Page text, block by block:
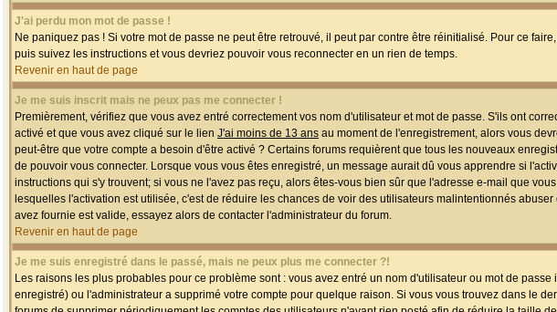
J'ai perdu mon mot de passe !
Ne paniquez pas ! Si votre mot de passe ne peut être retrouvé, il peut par contre être réinitialisé. Pour ce
puis suivez les instructions et vous devriez pouvoir vous reconnecter en un rien de temps.
Revenir en haut de page
Je me suis inscrit mais ne peux pas me connecter !
Premièrement, vérifiez que vous avez entré correctement vos nom d'utilisateur et mot de passe. S'ils ont
activé et que vous avez cliqué sur le lien J'ai moins de 13 ans au moment de l'enregistrement, alors vous
peut-être que votre compte a besoin d'être activé ? Certains forums requièrent que tous les nouveaux
de pouvoir vous connecter. Lorsque vous vous êtes enregistré, un message aurait dû vous apprendre si
instructions qui s'y trouvent; si vous ne l'avez pas reçu, alors êtes-vous bien sûr que l'adresse e-mail que
lesquelles l'activation est utilisée, c'est de réduire les chances de voir des utilisateurs malintentionnés
avez fournie est valide, essayez alors de contacter l'administrateur du forum.
Revenir en haut de page
Je me suis enregistré dans le passé, mais ne peux plus me connecter ?!
Les raisons les plus probables pour ce problème sont : vous avez entré un nom d'utilisateur ou mot de
enregistré) ou l'administrateur a supprimé votre compte pour quelque raison. Si vous vous trouvez dans le